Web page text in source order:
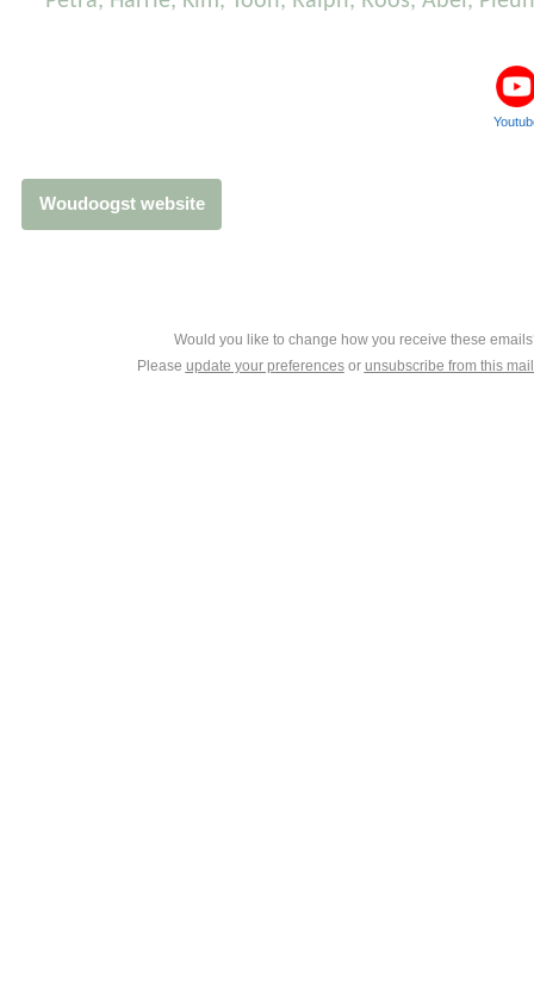
Woudoogst website
Would you like to change how you receive these
Please update your preferencesor unsubscribe from this